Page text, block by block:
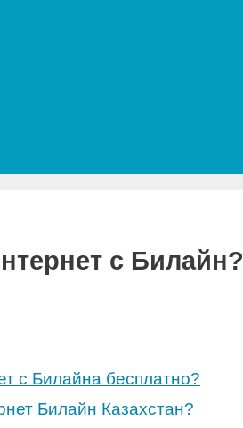
с Билайн?
с Билайна бесплатно?
Билайн Казахстан?